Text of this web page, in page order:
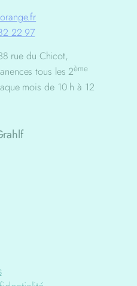
22 97
rue du Chicot,
tous les 2ème
mois de 10 h à 12